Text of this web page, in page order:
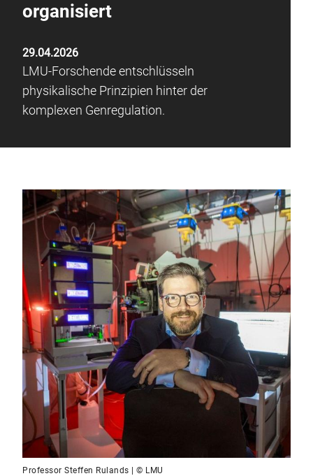
organisiert
29.04.2026
LMU-Forschende entschlüsseln
physikalische Prinzipien hinter der
komplexen Genregulation.
Professor Steffen Rulands | © LMU